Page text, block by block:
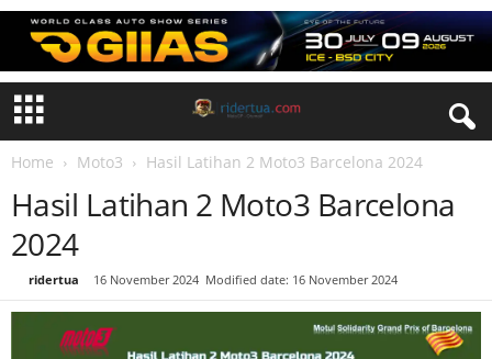
Home Moto3 Hasil Latihan 2 Moto3 Barcelona 2024
Hasil Latihan 2 Moto3 Barcelona
2024
ridertua 16 November 2024 Modified date: 16 November 2024